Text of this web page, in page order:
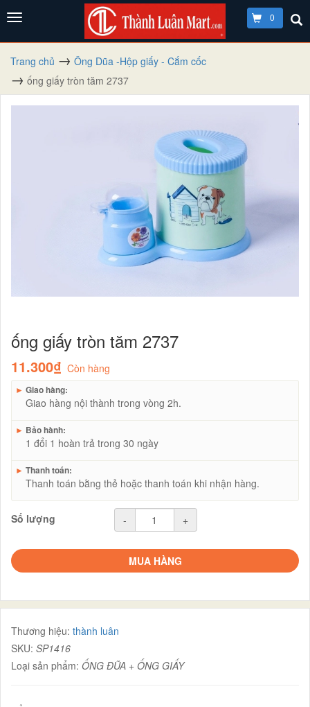
0
Trang chủ
Ông Dũa -Hộp giấy - Cắm cốc
ống giấy tròn tăm 2737
ống giấy tròn tăm 2737
11.300₫ Còn hàng
► Giao hàng:
Giao hàng nội thành trong vòng 2h.
► Bảo hành:
1 đổi 1 hoàn trả trong 30 ngày
► Thanh toán:
Thanh toán bằng thẻ hoặc thanh toán khi nhận hàng.
Số lượng - +
MUA HÀNG
Thương hiệu: thành luân
SKU: SP1416
Loại sản phẩm: ỐNG ĐŨA + ỐNG GIẤY